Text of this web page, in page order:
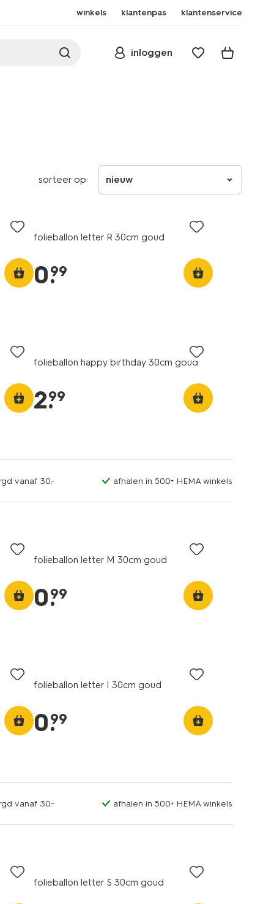
winkels klantenpas klantenservice
inloggen
sorteer op: nieuw
folieballon letter R 30cm goud
0.
99
folieballon happy birthday 30cm goud
2.
99
vanaf 30.- afhalen in 500+ HEMA winkels
folieballon letter M 30cm goud
0.
99
folieballon letter I 30cm goud
0.
99
vanaf 30.- afhalen in 500+ HEMA winkels
folieballon letter S 30cm goud